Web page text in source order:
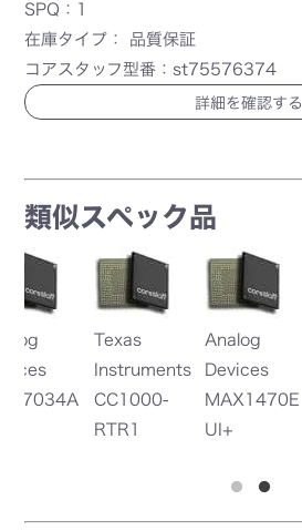
SPQ：1
在庫タイプ： 品質保証
コアスタッフ型番：st75576374
詳細を確認する
類似スペック品
Texas
Instruments
CC1000-
Devices
MAX1470E